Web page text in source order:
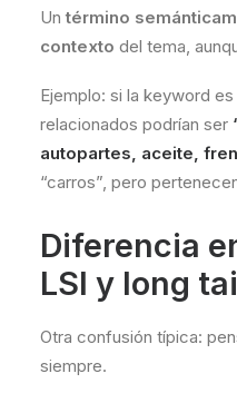
Untérmino
contexto del tema,
Ejemplo: si la keyword es
relacionados podrían ser
autopartes, aceite,
“carros”, pero
Diferencia
LSI y long
Otra confusión típica:
siempre.